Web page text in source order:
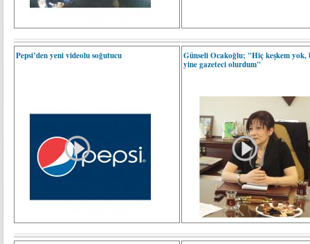
Pepsi’den yeni videolu soğutucu
Günseli Ocakoğlu; "Hiç keşkem yok,
yine gazeteci olurdum"